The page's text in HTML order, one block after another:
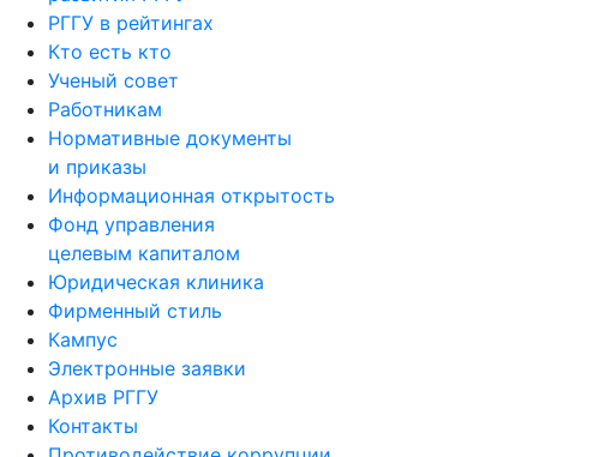
РГГУ в рейтингах
Кто есть кто
Ученый совет
Работникам
Нормативные документы
и приказы
Информационная открытость
Фонд управления
целевым капиталом
Юридическая клиника
Фирменный стиль
Кампус
Электронные заявки
Архив РГГУ
Контакты